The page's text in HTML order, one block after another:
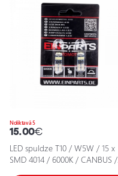
Noliktavā 5
15.00€
LED spuldze T10 / W5W / 15 x
SMD 4014 / 6000K / CANBUS /